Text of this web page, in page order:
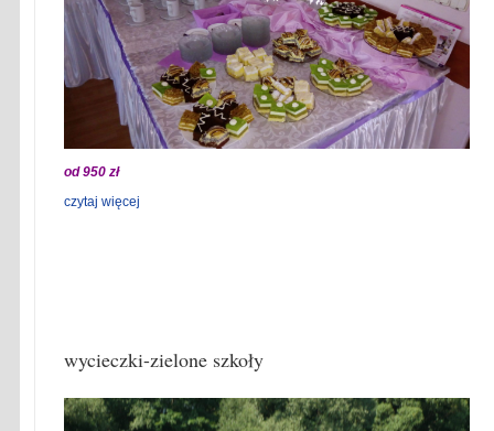
od 950 zł
czytaj więcej
wycieczki-zielone szkoły